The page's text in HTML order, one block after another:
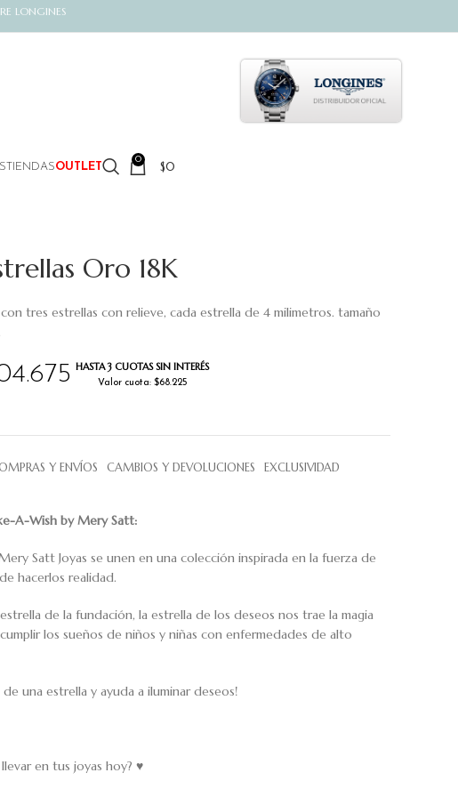
LONGINES
TIENDASOUTLET
0 $0
Oro 18K
HASTA 3 CUOTAS SIN INTERÉS
Valor cuota: $68.225
tres estrellas con relieve, cada estrella de 4 milimetros. tamaño
Y ENVÍOS CAMBIOS Y DEVOLUCIONES EXCLUSIVIDAD
A-Wish by Mery Satt:
Satt Joyas se unen en una colección inspirada en la fuerza de
hacerlos realidad.
de la fundación, la estrella de los deseos nos trae la magia
los sueños de niños y niñas con enfermedades de alto
de una estrella y ayuda a iluminar deseos!
en tus joyas hoy? ♥️